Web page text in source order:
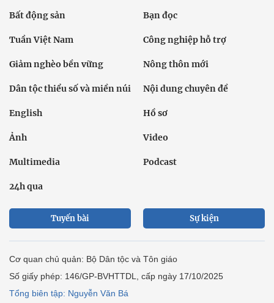
Bất động sản Bạn đọc
Tuần Việt Nam Công nghiệp hỗ trợ
Giảm nghèo bền vững Nông thôn mới
Dân tộc thiểu số và miền núi Nội dung chuyên đề
English Hồ sơ
Ảnh Video
Multimedia Podcast
24h qua
Tuyến bài Sự kiện
Cơ quan chủ quản: Bộ Dân tộc và Tôn giáo
Số giấy phép: 146/GP-BVHTTDL, cấp ngày 17/10/2025
Tổng biên tập: Nguyễn Văn Bá